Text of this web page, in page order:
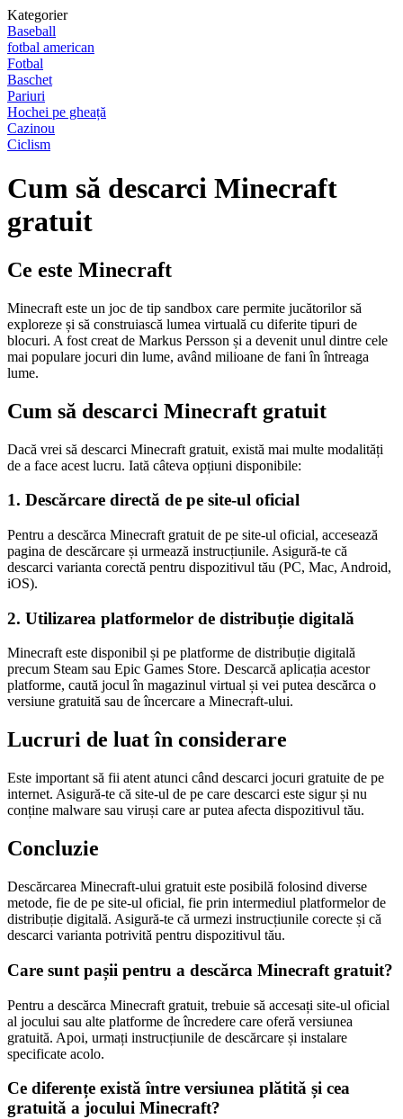
Kategorier
Baseball
fotbal american
Fotbal
Baschet
Pariuri
Hochei pe gheață
Cazinou
Ciclism
Cum să descarci Minecraft
gratuit
Ce este Minecraft
Minecraft este un joc de tip sandbox care permite jucătorilor să
exploreze și să construiască lumea virtuală cu diferite tipuri de
blocuri. A fost creat de Markus Persson și a devenit unul dintre cele
mai populare jocuri din lume, având milioane de fani în întreaga
lume.
Cum să descarci Minecraft gratuit
Dacă vrei să descarci Minecraft gratuit, există mai multe modalități
de a face acest lucru. Iată câteva opțiuni disponibile:
1. Descărcare directă de pe site-ul oficial
Pentru a descărca Minecraft gratuit de pe site-ul oficial, accesează
pagina de descărcare și urmează instrucțiunile. Asigură-te că
descarci varianta corectă pentru dispozitivul tău (PC, Mac, Android,
iOS).
2. Utilizarea platformelor de distribuție digitală
Minecraft este disponibil și pe platforme de distribuție digitală
precum Steam sau Epic Games Store. Descarcă aplicația acestor
platforme, caută jocul în magazinul virtual și vei putea descărca o
versiune gratuită sau de încercare a Minecraft-ului.
Lucruri de luat în considerare
Este important să fii atent atunci când descarci jocuri gratuite de pe
internet. Asigură-te că site-ul de pe care descarci este sigur și nu
conține malware sau viruși care ar putea afecta dispozitivul tău.
Concluzie
Descărcarea Minecraft-ului gratuit este posibilă folosind diverse
metode, fie de pe site-ul oficial, fie prin intermediul platformelor de
distribuție digitală. Asigură-te că urmezi instrucțiunile corecte și că
descarci varianta potrivită pentru dispozitivul tău.
Care sunt pașii pentru a descărca Minecraft gratuit?
Pentru a descărca Minecraft gratuit, trebuie să accesați site-ul oficial
al jocului sau alte platforme de încredere care oferă versiunea
gratuită. Apoi, urmați instrucțiunile de descărcare și instalare
specificate acolo.
Ce diferențe există între versiunea plătită și cea
gratuită a jocului Minecraft?